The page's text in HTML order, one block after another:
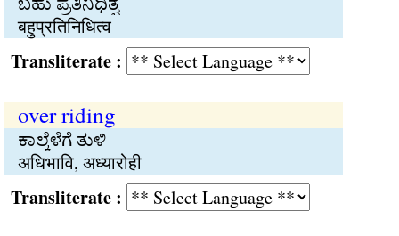
बहुप्रतिनिधित्व
:
over riding
ಕಾಲ್ಕೆಳೆಗೆ ತುಳಿ
अधिभावि, अध्यारोही
: